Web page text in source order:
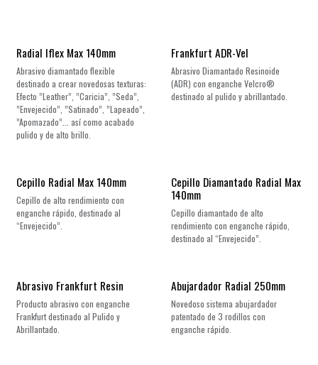
¡Nuevo!
Radial Iflex Max 140mm
Abrasivo diamantado flexible
destinado a crear novedosas texturas:
Efecto ”Leather”, ”Caricia”, ”Seda”,
”Envejecido”, ”Satinado”, ”Lapeado”,
”Apomazado”... así como acabado
pulido y de alto brillo.
Frankfurt ADR-Vel
Abrasivo Diamantado Resinoide
(ADR) con enganche Velcro®
destinado al pulido y abrillantado.
¡Nuevo!
Cepillo Radial Max 140mm
Cepillo de alto rendimiento con
enganche rápido, destinado al
“Envejecido”.
¡Nuevo!
Cepillo Diamantado Radial Max
140mm
Cepillo diamantado de alto
rendimiento con enganche rápido,
destinado al “Envejecido”.
Abrasivo Frankfurt Resin
Producto abrasivo con enganche
Frankfurt destinado al Pulido y
Abrillantado.
Abujardador Radial 250mm
Novedoso sistema abujardador
patentado de 3 rodillos con
enganche rápido.